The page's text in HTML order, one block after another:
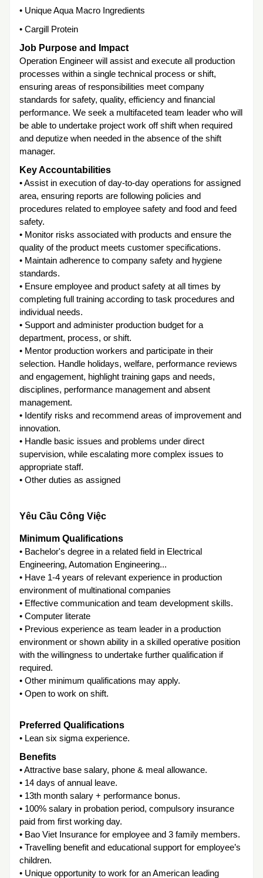
• Unique Aqua Macro Ingredients
• Cargill Protein
Job Purpose and Impact
Operation Engineer will assist and execute all production
processes within a single technical process or shift,
ensuring areas of responsibilities meet company
standards for safety, quality, efficiency and financial
performance. We seek a multifaceted team leader who will
be able to undertake project work off shift when required
and deputize when needed in the absence of the shift
manager.
Key Accountabilities
• Assist in execution of day-to-day operations for assigned
area, ensuring reports are following policies and
procedures related to employee safety and food and feed
safety.
• Monitor risks associated with products and ensure the
quality of the product meets customer specifications.
• Maintain adherence to company safety and hygiene
standards.
• Ensure employee and product safety at all times by
completing full training according to task procedures and
individual needs.
• Support and administer production budget for a
department, process, or shift.
• Mentor production workers and participate in their
selection. Handle holidays, welfare, performance reviews
and engagement, highlight training gaps and needs,
disciplines, performance management and absent
management.
• Identify risks and recommend areas of improvement and
innovation.
• Handle basic issues and problems under direct
supervision, while escalating more complex issues to
appropriate staff.
• Other duties as assigned
Yêu Cầu Công Việc
Minimum Qualifications
• Bachelor's degree in a related field in Electrical
Engineering, Automation Engineering...
• Have 1-4 years of relevant experience in production
environment of multinational companies
• Effective communication and team development skills.
• Computer literate
• Previous experience as team leader in a production
environment or shown ability in a skilled operative position
with the willingness to undertake further qualification if
required.
• Other minimum qualifications may apply.
• Open to work on shift.
Preferred Qualifications
• Lean six sigma experience.
Benefits
• Attractive base salary, phone & meal allowance.
• 14 days of annual leave.
• 13th month salary + performance bonus.
• 100% salary in probation period, compulsory insurance
paid from first working day.
• Bao Viet Insurance for employee and 3 family members.
• Travelling benefit and educational support for employee’s
children.
• Unique opportunity to work for an American leading